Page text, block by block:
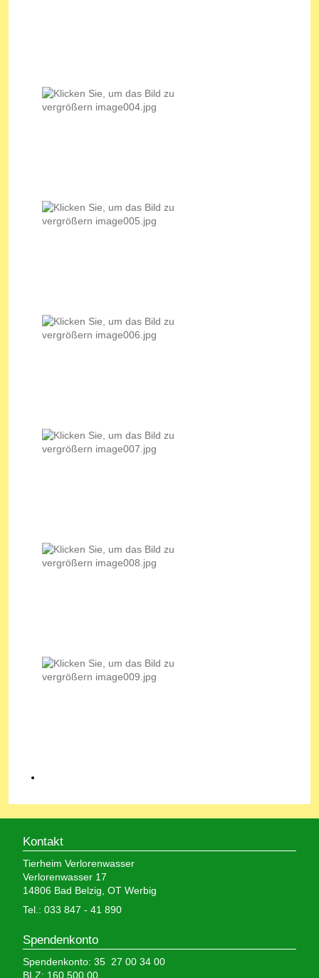
Kontakt
Tierheim Verlorenwasser
Verlorenwasser 17
14806 Bad Belzig, OT Werbig
Tel.: 033 847 - 41 890
Spendenkonto
Spendenkonto: 35 27 00 34 00
BLZ: 160 500 00